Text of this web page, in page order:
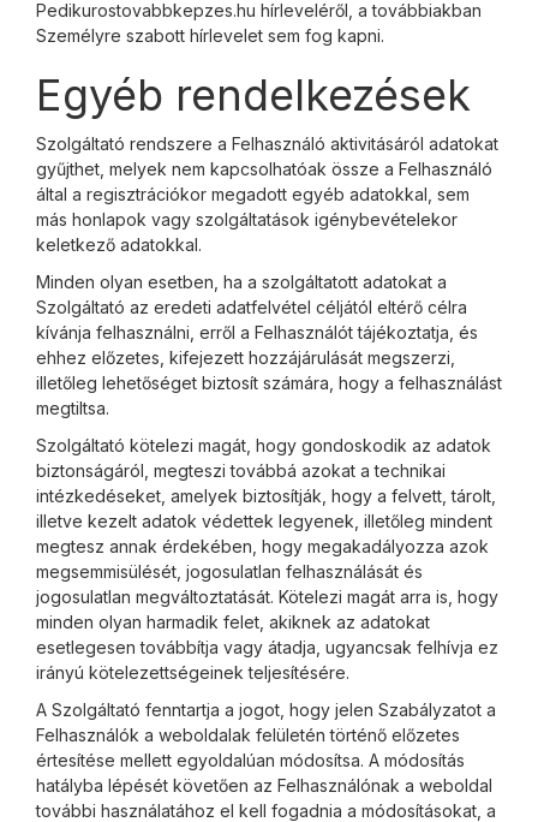
Pedikurostovabbkepzes.hu hírleveléről, a továbbiakban
Személyre szabott hírlevelet sem fog kapni.
Egyéb rendelkezések
Szolgáltató rendszere a Felhasználó aktivitásáról adatokat
gyűjthet, melyek nem kapcsolhatóak össze a Felhasználó
által a regisztrációkor megadott egyéb adatokkal, sem
más honlapok vagy szolgáltatások igénybevételekor
keletkező adatokkal.
Minden olyan esetben, ha a szolgáltatott adatokat a
Szolgáltató az eredeti adatfelvétel céljától eltérő célra
kívánja felhasználni, erről a Felhasználót tájékoztatja, és
ehhez előzetes, kifejezett hozzájárulását megszerzi,
illetőleg lehetőséget biztosít számára, hogy a felhasználást
megtiltsa.
Szolgáltató kötelezi magát, hogy gondoskodik az adatok
biztonságáról, megteszi továbbá azokat a technikai
intézkedéseket, amelyek biztosítják, hogy a felvett, tárolt,
illetve kezelt adatok védettek legyenek, illetőleg mindent
megtesz annak érdekében, hogy megakadályozza azok
megsemmisülését, jogosulatlan felhasználását és
jogosulatlan megváltoztatását. Kötelezi magát arra is, hogy
minden olyan harmadik felet, akiknek az adatokat
esetlegesen továbbítja vagy átadja, ugyancsak felhívja ez
irányú kötelezettségeinek teljesítésére.
A Szolgáltató fenntartja a jogot, hogy jelen Szabályzatot a
Felhasználók a weboldalak felületén történő előzetes
értesítése mellett egyoldalúan módosítsa. A módosítás
hatályba lépését követően az Felhasználónak a weboldal
további használatához el kell fogadnia a módosításokat, a